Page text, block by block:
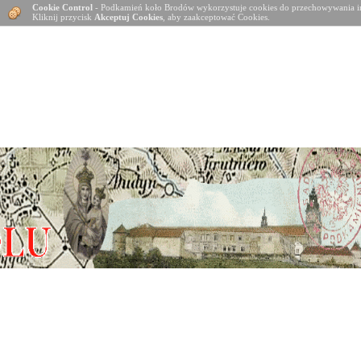
Cookie Control - Podkamień koło Brodów wykorzystuje cookies do
Kliknij przycisk Akceptuj Cookies , aby zaakceptować Cookies.